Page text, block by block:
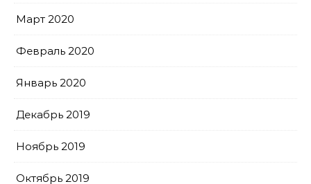
Март 2020
Февраль 2020
Январь 2020
Декабрь 2019
Ноябрь 2019
Октябрь 2019